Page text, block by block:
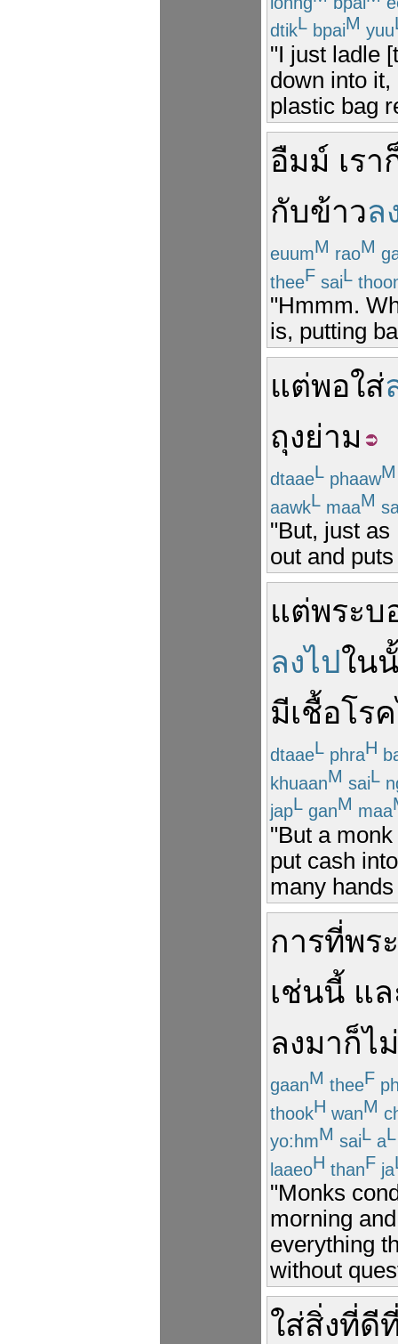
dtikL bpaiM yuu
"I just ladle
down into
plastic bag
อืมม์ เรา
กับข้าวล
euumM raoM
theeF saiL
"Hmmm.
is, putting
แต่พอใส่
ถุงย่าม
dtaaeL phaawM
aawkL maaM
"But, just as
out and
แต่พระบ
ลงไปใน
มีเชื้อโรค
dtaaeL phraH
khuaanM saiL
japL ganM maa
"But a
put cash
many
การที่พระ
เช่นนี้ แ
ลงมาก็ไม่
gaanM theeF
thookH wanM
yo:hmM saiL aL
laaeoH thanF ja
"Monks
morning
everything
without
ใส่สิ่งที่ดี